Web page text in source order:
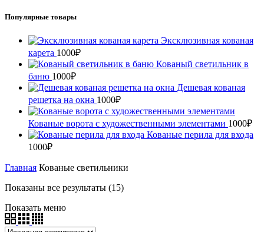
Популярные товары
Эксклюзивная кованая
карета 1000₽
Кованый светильник в
баню 1000₽
Дешевая кованая
решетка на окна 1000₽
Кованые ворота с художественными элементами 1000₽
Кованые перила для входа
1000₽
Главная Кованые светильники
Показаны все результаты (15)
Показать меню